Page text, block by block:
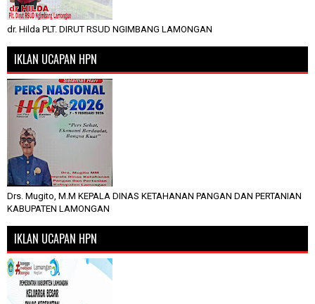
dr. Hilda PLT. DIRUT RSUD NGIMBANG LAMONGAN
IKLAN UCAPAN HPN
Drs. Mugito, M.M KEPALA DINAS KETAHANAN PANGAN DAN PERTANIAN
KABUPATEN LAMONGAN
IKLAN UCAPAN HPN